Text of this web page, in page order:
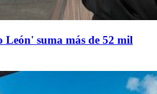
suma más de 52 mil